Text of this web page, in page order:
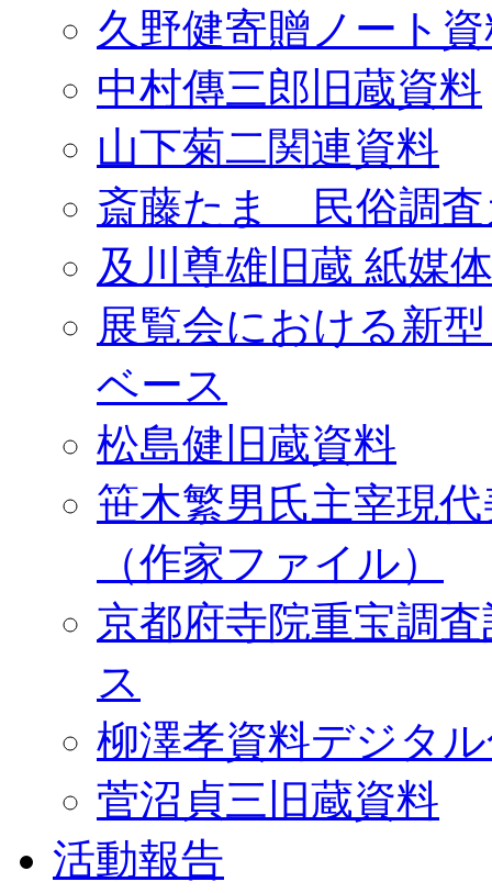
久野健寄贈ノート
中村傳三郎旧蔵資料
山下菊二関連資料
斎藤たま 民俗調査
及川尊雄旧蔵 紙媒
展覧会における新
ベース
松島健旧蔵資料
笹木繁男氏主宰現
（作家ファイル）
京都府寺院重宝調
ス
柳澤孝資料デジタ
菅沼貞三旧蔵資料
活動報告